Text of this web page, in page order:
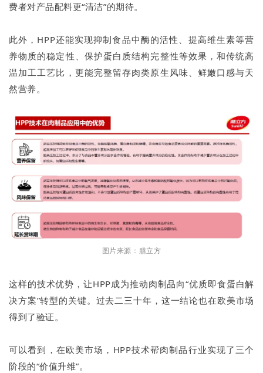
费者对产品配料更“清洁”的期待。
此外，HPP还能实现抑制食品中酶的活性、提高维生素等营
养物质的稳定性、保护蛋白质结构完整性等效果，和传统高
温加工工艺比，更能完整留存肉类原生风味、鲜嫩口感与天
然营养。
图片来源：膳立方
这样的技术优势，让HPP成为推动肉制品向“优质即食蛋白解
决方案”转型的关键。过去二三十年，这一结论也在欧美市场
得到了验证。
可以看到，在欧美市场，HPP技术帮肉制品行业实现了三个
阶段的“价值升维”。